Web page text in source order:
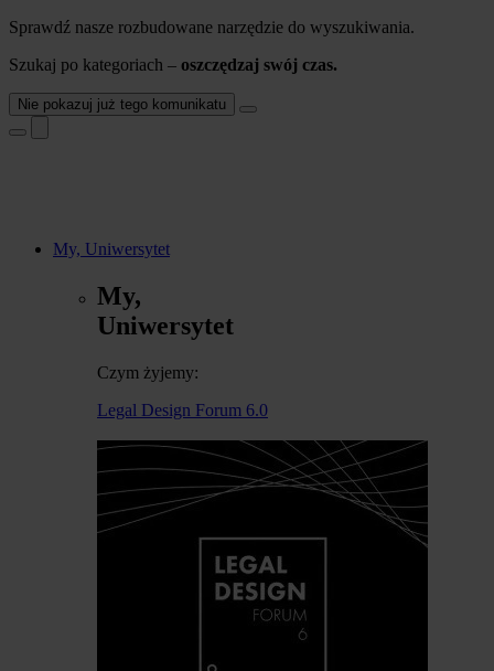
Sprawdź nasze rozbudowane narzędzie do wyszukiwania.
Szukaj po kategoriach – oszczędzaj swój czas.
Nie pokazuj już tego komunikatu
My, Uniwersytet
My,
Uniwersytet
Czym żyjemy:
Legal Design Forum 6.0